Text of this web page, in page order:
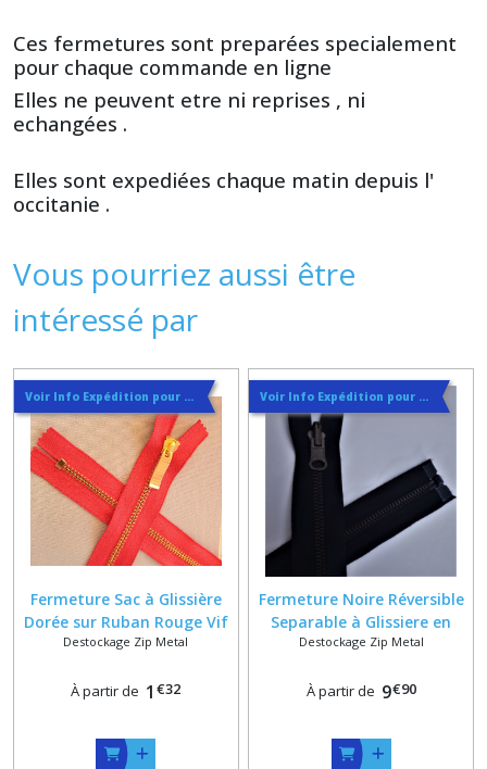
Ces fermetures sont preparées specialement
pour chaque commande en ligne
Elles ne peuvent etre ni reprises , ni
echangées .
Elles sont expediées chaque matin depuis l'
occitanie .
Vous pourriez aussi être
intéressé par
Voir Info Expédition pour Régler les Frais de Port au Meilleur Prix , En haut d'ecran à Droite
Fermeture Sac à Glissière
Dorée sur Ruban Rouge Vif
ou noir , Longueur sur
Destockage Zip Metal
À partir de 1 €32
Voir Info Expédition pour Régler les Frais de Port au Meilleur Prix , En haut d'ecran à Droite
Fermeture Noire Réversible
Separable à Glissiere en
Métal Bronzé Noir 6 mm
Destockage Zip Metal
À partir de 9€90